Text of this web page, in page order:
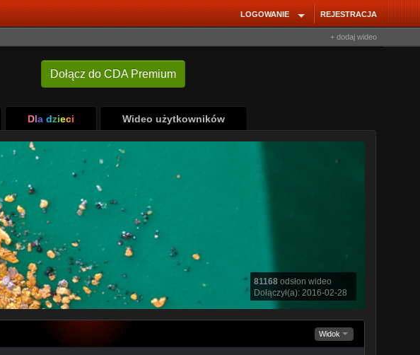
LOGOWANIE REJESTRACJA
+ dodaj wideo
Dla dzieci Wideo użytkowników
81168 odsłon wideo
Dołączył(a): 2016-02-28
Widok